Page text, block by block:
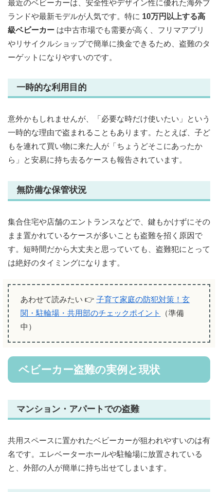
最近のベビーカーは、安全性やデザイン性に優れた海外ブ
ランドや最新モデルが人気です。特に 10万円以上する高
級ベビーカー は中古市場でも需要が高く、フリマアプリ
やリサイクルショップで簡単に換金できるため、盗難のタ
ーゲットになりやすいのです。
一時的な利用目的
意外かもしれませんが、「必要な時だけ使いたい」という
一時的な理由で盗まれることもあります。たとえば、子ど
もを連れて買い物に来た人が「ちょうどそこにあったか
ら」と安易に持ち去るケースも報告されています。
無防備な保管状況
集合住宅や店舗のエントランスなどで、鍵もかけずにその
まま置かれているケースが多いことも盗難を招く原因で
す。短時間だから大丈夫と思っていても、盗難犯にとって
は絶好のタイミングになります。
あわせて読みたい 👉 子育て家庭の防犯対策！玄
関・駐輪場・共用部のチェックポイント
（準備
中）
ベビーカー盗難の実例と現状
マンション・アパートでの盗難
共用スペースに置かれたベビーカーが狙われやすいのは有
名です。エレベーターホールや駐輪場に放置されている
と、外部の人が簡単に持ち出せてしまいます。